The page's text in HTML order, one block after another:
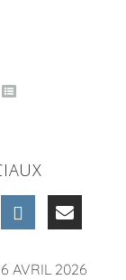
AVRIL 2026